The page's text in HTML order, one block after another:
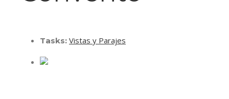
Tasks: Vistas y Parajes